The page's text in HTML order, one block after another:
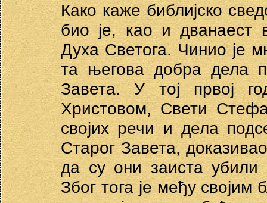
Како каже библијско
био је, као и дванаест
Духа Светога. Чинио је
та његова добра дела
Завета. У тој првој
Христовом, Свети
својих речи и дела
Старог Завета,
да су они заиста убили
Због тога је међу